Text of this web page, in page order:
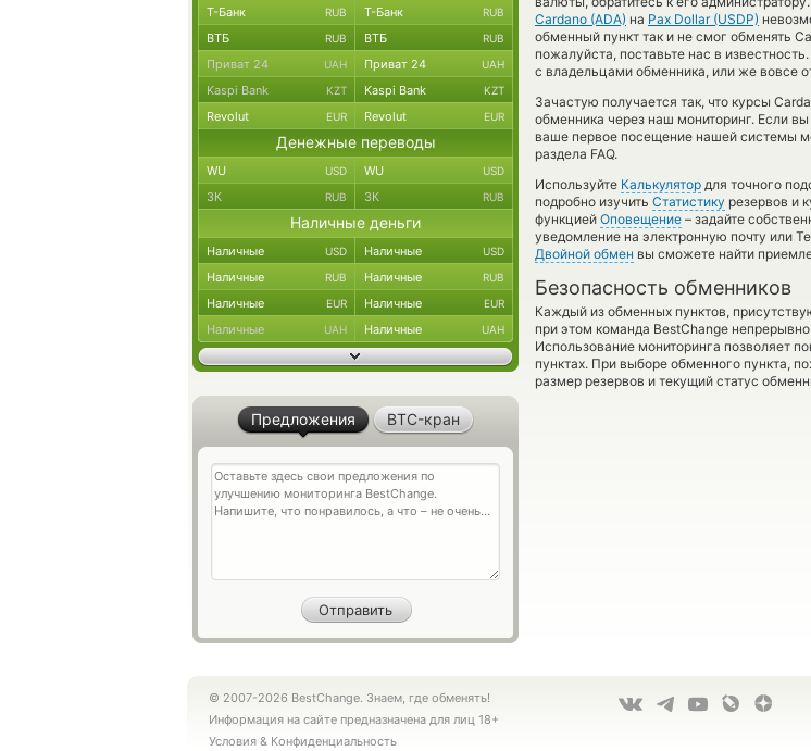
Cardano (ADA) на Pax Dollar (USDP)
обменный пункт так и не смог обменять
пожалуйста, поставьте нас в
с владельцами обменника, или же вовсе
Зачастую получается так, что курсы
обменника через наш мониторинг. Если
ваше первое посещение нашей системы
раздела FAQ.
Используйте Калькулятор для точного
подробно изучить Статистику резервов и
функцией Оповещение – задайте
уведомление на электронную почту или
Двойной обмен вы сможете найти
Безопасность обменников
Каждый из обменных пунктов,
при этом команда BestChange
Использование мониторинга позволяет
пунктах. При выборе обменного пункта,
размер резервов и текущий статус
Т-Банк RUB Т-Банк RUB
ВТБ RUB ВТБ RUB
Приват 24 UAH Приват 24 UAH
Kaspi Bank KZT Kaspi Bank KZT
Revolut EUR Revolut EUR
Денежные переводы
WU USD WU USD
ЗК RUB ЗК RUB
Наличные деньги
Наличные USD Наличные USD
Наличные RUB Наличные RUB
Наличные EUR Наличные EUR
Наличные UAH Наличные UAH
Предложения BTC-кран
© 2007-2026 BestChange. Знаем, где обменять!
Информация на сайте предназначена для лиц 18+
Условия & Конфиденциальность